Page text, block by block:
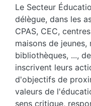
Le Secteur
délègue, dans les
CPAS, CEC,
maisons de jeunes,
bibliothèques, ...,
inscrivent leurs
d'objectifs de
valeurs de
sens critique,